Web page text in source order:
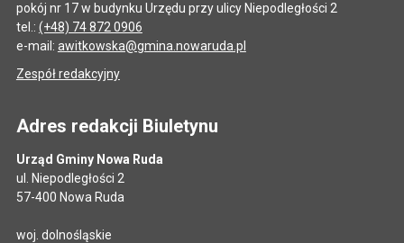
pokój nr 17 w budynku Urzędu przy ulicy Niepodległości 2
tel.: (+48) 74 872 0906
e-mail: awitkowska@gmina.nowaruda.pl
Zespół redakcyjny
Adres redakcji Biuletynu
Urząd Gminy Nowa Ruda
ul. Niepodległości 2
57-400 Nowa Ruda
woj. dolnośląskie